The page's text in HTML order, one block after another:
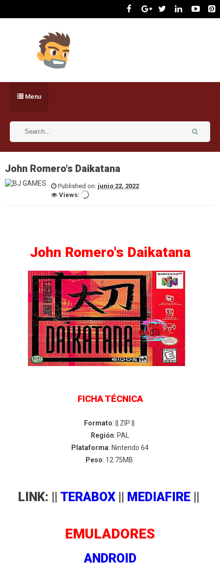
Menu
John Romero's Daikatana
Published on: junio 22, 2022
Views:
John Romero's Daikatana
FICHA TÉCNICA
Formato: || ZIP ||
Región: PAL
Plataforma: Nintendo 64
Peso: 12.75MB
LINK: || TERABOX|| MEDIAFIRE||
EMULADORES
ANDROID